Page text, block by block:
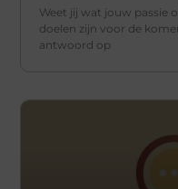
Weet jij wat jouw passie
doelen zijn voor de
antwoord op